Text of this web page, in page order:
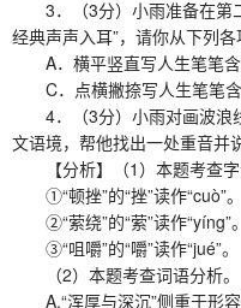
3．（3分）小雨准备在第
经典声声入耳”，请你从下列
A．横平竖直写人生笔笔含
C．点横撇捺写人生笔笔含
4．（3分）小雨对画波浪
文语境，帮他找出一处重音并
【分析】（1）本题考查字
①“顿挫”的“挫”读作“cuò”。
②“萦绕”的“萦”读作“yíng”。
③“咀嚼”的“嚼”读作“jué”。
（2）本题考查词语分析。
A.“浑厚与深沉”侧重于形容